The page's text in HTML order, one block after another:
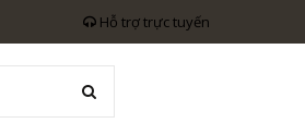
Hỗ trợ trực tuyến